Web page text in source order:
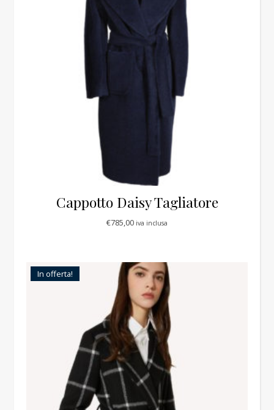
Cappotto Daisy Tagliatore
€785,00 iva inclusa
In offerta!